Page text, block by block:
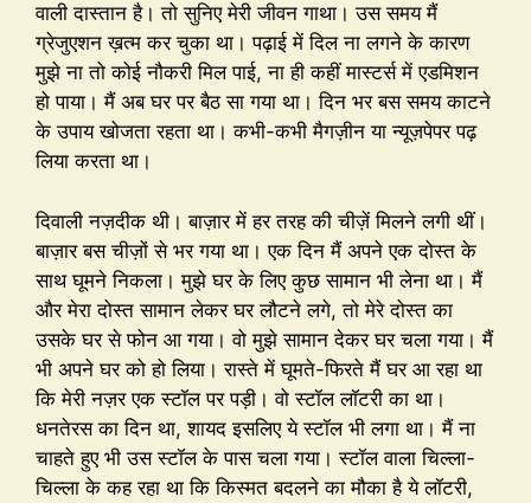
वाली दास्तान है। तो सुनिए मेरी जीवन गाथा। उस समय मैं
ग्रेजुएशन ख़त्म कर चुका था। पढ़ाई में दिल ना लगने के कारण
मुझे ना तो कोई नौकरी मिल पाई, ना ही कहीं मास्टर्स में एडमिशन
हो पाया। मैं अब घर पर बैठ सा गया था। दिन भर बस समय काटने
के उपाय खोजता रहता था। कभी-कभी मैगज़ीन या न्यूज़पेपर पढ़
लिया करता था।
दिवाली नज़दीक थी। बाज़ार में हर तरह की चीज़ें मिलने लगी थीं।
बाज़ार बस चीज़ों से भर गया था। एक दिन मैं अपने एक दोस्त के
साथ घूमने निकला। मुझे घर के लिए कुछ सामान भी लेना था। मैं
और मेरा दोस्त सामान लेकर घर लौटने लगे, तो मेरे दोस्त का
उसके घर से फोन आ गया। वो मुझे सामान देकर घर चला गया। मैं
भी अपने घर को हो लिया। रास्ते में घूमते-फिरते मैं घर आ रहा था
कि मेरी नज़र एक स्टॉल पर पड़ी। वो स्टॉल लॉटरी का था।
धनतेरस का दिन था, शायद इसलिए ये स्टॉल भी लगा था। मैं ना
चाहते हुए भी उस स्टॉल के पास चला गया। स्टॉल वाला चिल्ला-
चिल्ला के कह रहा था कि किस्मत बदलने का मौका है ये लॉटरी,